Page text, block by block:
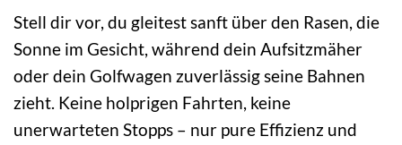
Stell dir vor, du gleitest sanft über den Rasen, die
Sonne im Gesicht, während dein Aufsitzmäher
oder dein Golfwagen zuverlässig seine Bahnen
zieht. Keine holprigen Fahrten, keine
unerwarteten Stopps – nur pure Effizienz und